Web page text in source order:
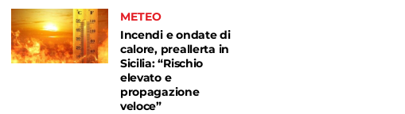
METEO
Incendi e ondate di
calore, preallerta in
Sicilia: “Rischio
elevato e
propagazione
veloce”